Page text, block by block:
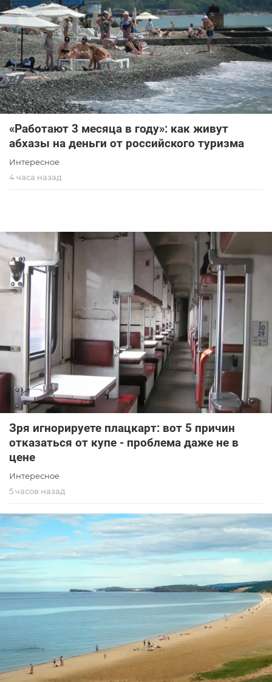
«Работают 3 месяца в году»: как живут
абхазы на деньги от российского туризма
Интересное
4 часа назад
Зря игнорируете плацкарт: вот 5 причин
отказаться от купе - проблема даже не в
цене
Интересное
5 часов назад